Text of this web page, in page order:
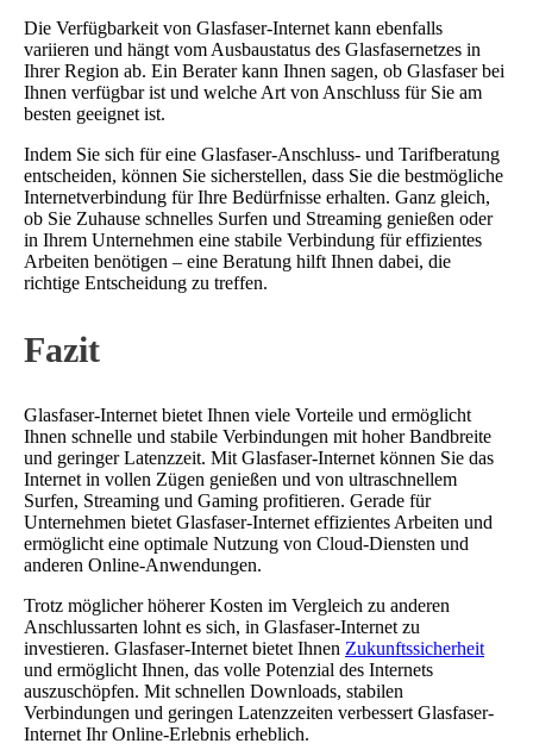
Die Verfügbarkeit von Glasfaser-Internet kann ebenfalls
variieren und hängt vom Ausbaustatus des Glasfasernetzes in
Ihrer Region ab. Ein Berater kann Ihnen sagen, ob Glasfaser bei
Ihnen verfügbar ist und welche Art von Anschluss für Sie am
besten geeignet ist.
Indem Sie sich für eine Glasfaser-Anschluss- und Tarifberatung
entscheiden, können Sie sicherstellen, dass Sie die bestmögliche
Internetverbindung für Ihre Bedürfnisse erhalten. Ganz gleich,
ob Sie Zuhause schnelles Surfen und Streaming genießen oder
in Ihrem Unternehmen eine stabile Verbindung für effizientes
Arbeiten benötigen – eine Beratung hilft Ihnen dabei, die
richtige Entscheidung zu treffen.
Fazit
Glasfaser-Internet bietet Ihnen viele Vorteile und ermöglicht
Ihnen schnelle und stabile Verbindungen mit hoher Bandbreite
und geringer Latenzzeit. Mit Glasfaser-Internet können Sie das
Internet in vollen Zügen genießen und von ultraschnellem
Surfen, Streaming und Gaming profitieren. Gerade für
Unternehmen bietet Glasfaser-Internet effizientes Arbeiten und
ermöglicht eine optimale Nutzung von Cloud-Diensten und
anderen Online-Anwendungen.
Trotz möglicher höherer Kosten im Vergleich zu anderen
Anschlussarten lohnt es sich, in Glasfaser-Internet zu
investieren. Glasfaser-Internet bietet Ihnen Zukunftssicherheit
und ermöglicht Ihnen, das volle Potenzial des Internets
auszuschöpfen. Mit schnellen Downloads, stabilen
Verbindungen und geringen Latenzzeiten verbessert Glasfaser-
Internet Ihr Online-Erlebnis erheblich.